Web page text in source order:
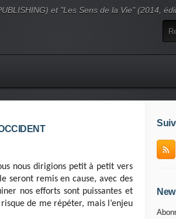
et "Les Sens de la Vie" (2014,
nous dirigions petit à petit vers
seront remis en cause, avec des
nos efforts sont puissantes et
de me répéter, mais l’enjeu